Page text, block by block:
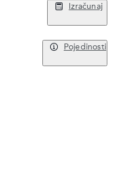
Izračunaj
Pojedinosti